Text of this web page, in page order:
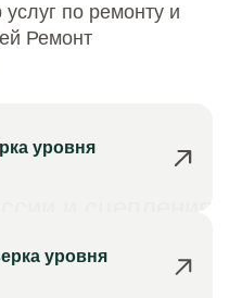
по ремонту и
Ремонт
уровня
уровня